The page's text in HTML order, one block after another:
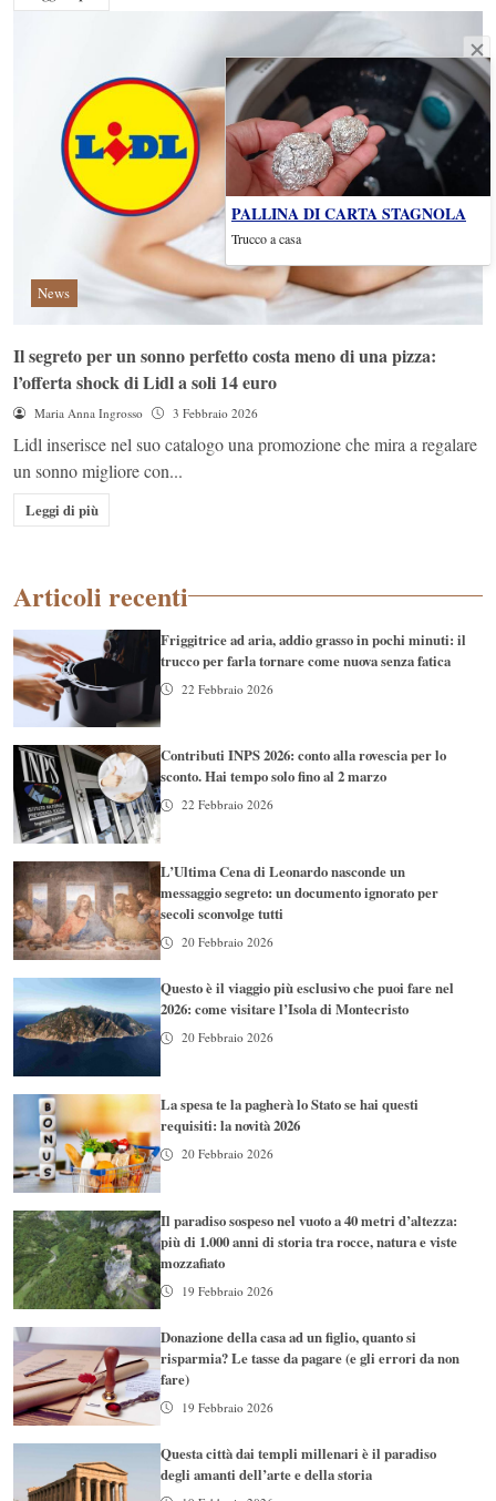
News
Il segreto per un sonno perfetto costa meno di una pizza:
l’offerta shock di Lidl a soli 14 euro
Maria Anna Ingrosso 3 Febbraio 2026
Lidl inserisce nel suo catalogo una promozione che mira a regalare
un sonno migliore con...
Leggi di più
Articoli recenti
Friggitrice ad aria, addio grasso in pochi minuti: il
trucco per farla tornare come nuova senza fatica
22 Febbraio 2026
Contributi INPS 2026: conto alla rovescia per lo
sconto. Hai tempo solo fino al 2 marzo
22 Febbraio 2026
L’Ultima Cena di Leonardo nasconde un
messaggio segreto: un documento ignorato per
secoli sconvolge tutti
20 Febbraio 2026
Questo è il viaggio più esclusivo che puoi fare nel
2026: come visitare l’Isola di Montecristo
20 Febbraio 2026
La spesa te la pagherà lo Stato se hai questi
requisiti: la novità 2026
20 Febbraio 2026
Il paradiso sospeso nel vuoto a 40 metri d’altezza:
più di 1.000 anni di storia tra rocce, natura e viste
mozzafiato
19 Febbraio 2026
Donazione della casa ad un figlio, quanto si
risparmia? Le tasse da pagare (e gli errori da non
fare)
19 Febbraio 2026
Questa città dai templi millenari è il paradiso
degli amanti dell’arte e della storia
PALLINA DI CARTA STAGNOLA
Trucco a casa